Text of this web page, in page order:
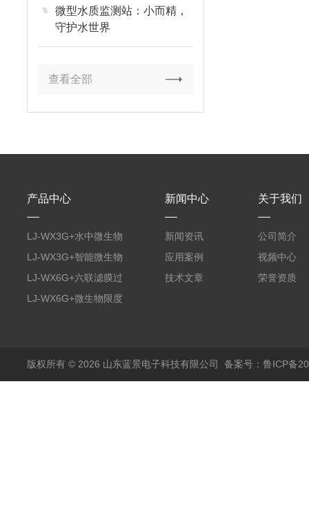
微型水质监测站：小而精，
守护水世界
查看全部
产品中心
LJ-WX3G+水中微生物
膜过滤装置
LJ-WX3G+智能微生物
限度仪
LJ-WX6G+六联滤膜过
滤器
LJ-WX6G+微生物限度
新闻中心
新闻资讯
应用案例
技术文章
关于我们
公司简介
视频中心
荣誉资质
版权所有 © 2026 山东蓝景电子科技有限公司 备案号：鲁ICP备